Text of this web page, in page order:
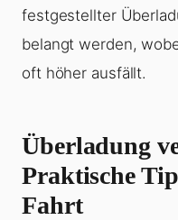
festgestellter
belangt werden,
oft höher ausfällt.
Überladung
Praktische
Fahrt